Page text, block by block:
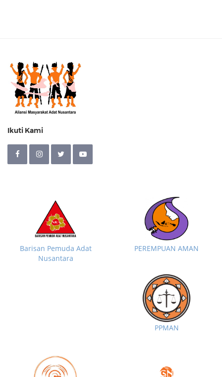
Ikuti Kami
Barisan Pemuda Adat
Nusantara
PEREMPUAN AMAN
PPMAN